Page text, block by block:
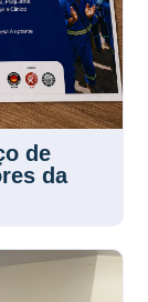
de
da